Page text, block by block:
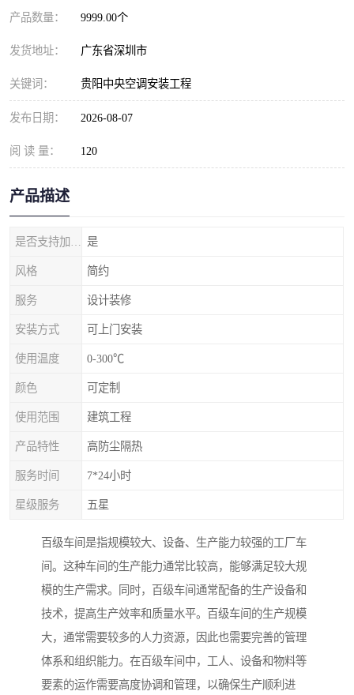
产品数量： 9999.00个
发货地址： 广东省深圳市
关键词： 贵阳中央空调安装工程
发布日期： 2026-08-07
阅 读 量： 120
产品描述
是
风格 简约
服务 设计装修
安装方式 可上门安装
使用温度 0-300℃
颜色 可定制
使用范围 建筑工程
产品特性 高防尘隔热
服务时间 7*24小时
星级服务 五星
百级车间是指规模较大、设备、生产能力较强的工厂车
间。这种车间的生产能力通常比较高，能够满足较大规
模的生产需求。同时，百级车间通常配备的生产设备和
技术，提高生产效率和质量水平。百级车间的生产规模
大，通常需要较多的人力资源，因此也需要完善的管理
体系和组织能力。在百级车间中，工人、设备和物料等
要素的运作需要高度协调和管理，以确保生产顺利进